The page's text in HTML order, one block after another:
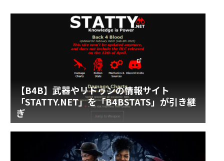
【B4B】武器やリドゥンの情報サイト
「STATTY.NET」を「B4BSTATS」が引き継
ぎ